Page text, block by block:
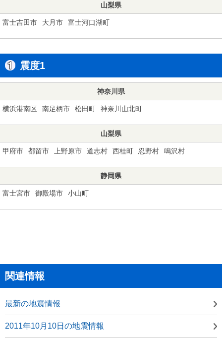
山梨県
富士吉田市 大月市 富士河口湖町
震度1
神奈川県
横浜港南区 南足柄市 松田町 神奈川山北町
山梨県
甲府市 都留市 上野原市 道志村 西桂町 忍野村 鳴沢村
静岡県
富士宮市 御殿場市 小山町
関連情報
最新の地震情報
2011年10月10日の地震情報